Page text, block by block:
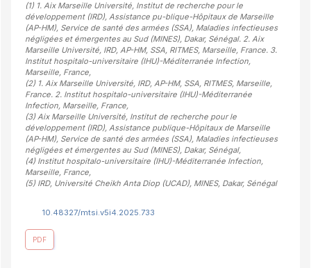
(1) 1. Aix Marseille Université, Institut de recherche pour le
développement (IRD), Assistance pu-blique-Hôpitaux de Marseille
(AP-HM), Service de santé des armées (SSA), Maladies infectieuses
négligées et émergentes au Sud (MINES), Dakar, Sénégal. 2. Aix
Marseille Université, IRD, AP-HM, SSA, RITMES, Marseille, France. 3.
Institut hospitalo-universitaire (IHU)-Méditerranée Infection,
Marseille, France,
(2) 1. Aix Marseille Université, IRD, AP-HM, SSA, RITMES, Marseille,
France. 2. Institut hospitalo-universitaire (IHU)-Méditerranée
Infection, Marseille, France,
(3) Aix Marseille Université, Institut de recherche pour le
développement (IRD), Assistance publique-Hôpitaux de Marseille
(AP-HM), Service de santé des armées (SSA), Maladies infectieuses
négligées et émergentes au Sud (MINES), Dakar, Sénégal,
(4) Institut hospitalo-universitaire (IHU)-Méditerranée Infection,
Marseille, France,
(5) IRD, Université Cheikh Anta Diop (UCAD), MINES, Dakar, Sénégal
10.48327/mtsi.v5i4.2025.733
PDF